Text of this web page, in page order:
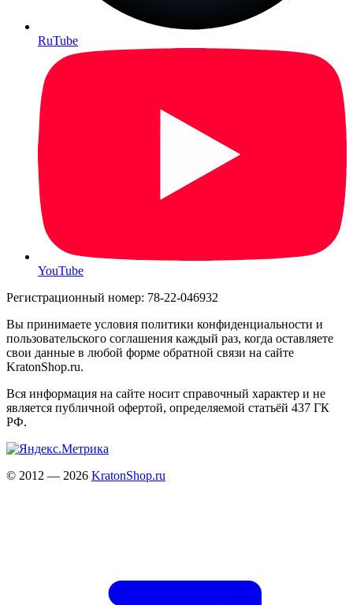
RuTube
YouTube
Регистрационный номер: 78-22-046932
Вы принимаете условия политики конфиденциальности и
пользовательского соглашения каждый раз, когда оставляете
свои данные в любой форме обратной связи на сайте
KratonShop.ru.
Вся информация на сайте носит справочный характер и не
является публичной офертой, определяемой статьёй 437 ГК
РФ.
© 2012 — 2026 KratonShop.ru